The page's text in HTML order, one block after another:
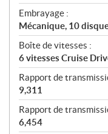
Embrayage :
Mécanique, 10
Boîte de vitesses :
6 vitesses Cruise
Rapport de
9,311
Rapport de
6,454